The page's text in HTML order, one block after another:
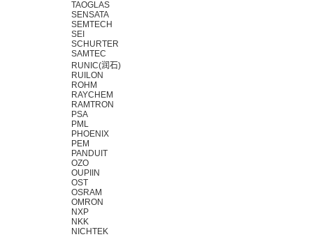
TAOGLAS
SENSATA
SEMTECH
SEI
SCHURTER
SAMTEC
RUNIC(润石)
RUILON
ROHM
RAYCHEM
RAMTRON
PSA
PML
PHOENIX
PEM
PANDUIT
OZO
OUPIIN
OST
OSRAM
OMRON
NXP
NKK
NICHTEK